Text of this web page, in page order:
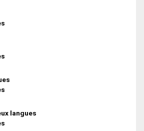
langues